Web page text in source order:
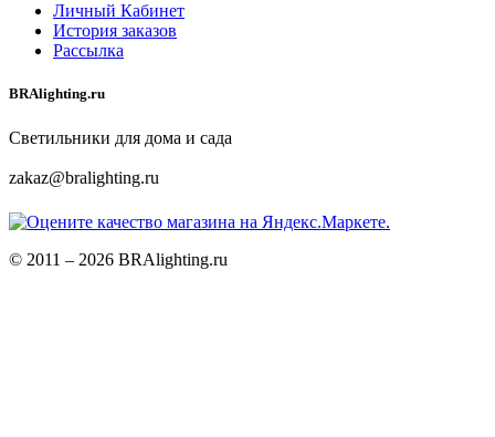
Личный Кабинет
История заказов
Рассылка
BRAlighting.ru
Светильники для дома и сада
zakaz@bralighting.ru
© 2011 – 2026 BRAlighting.ru